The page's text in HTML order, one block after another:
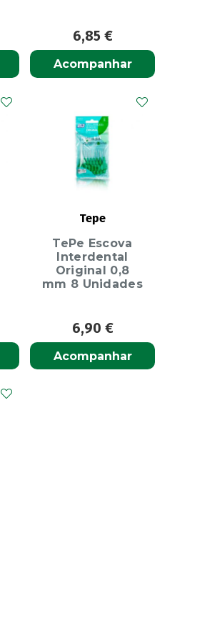
6,85 €
Acompanhar
Tepe
TePe Escova
Interdental
Original 0,8
mm 8 Unidades
6,90 €
Acompanhar